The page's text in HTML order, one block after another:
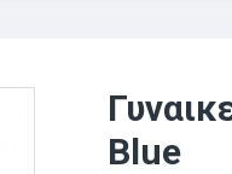
Blue